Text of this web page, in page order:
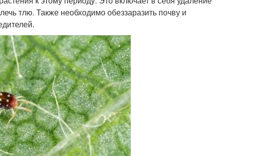
тлю. Также необходимо обеззаразить почву и